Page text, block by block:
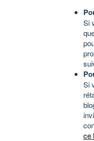
Si
Si
ce